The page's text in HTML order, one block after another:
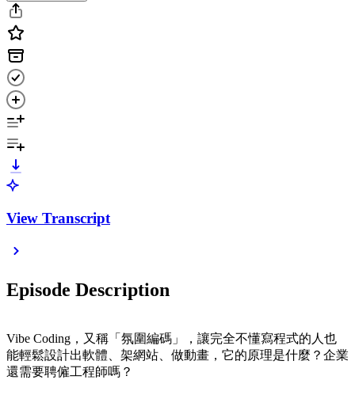
View Transcript
Episode Description
Vibe Coding，又稱「氛圍編碼」，讓完全不懂寫程式的人也
能輕鬆設計出軟體、架網站、做動畫，它的原理是什麼？企業
還需要聘僱工程師嗎？